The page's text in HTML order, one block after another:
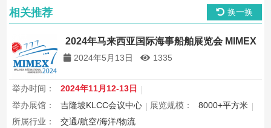
相关推荐 换一换
2024年马来西亚国际海事船舶展览会 MIMEX
2024年5月13日 1335
举办时间：
2024年11月12-13日
举办展馆：
吉隆坡KLCC会议中心 展览规模：
8000+平方米
所属行业：
交通/航空/海洋/物流